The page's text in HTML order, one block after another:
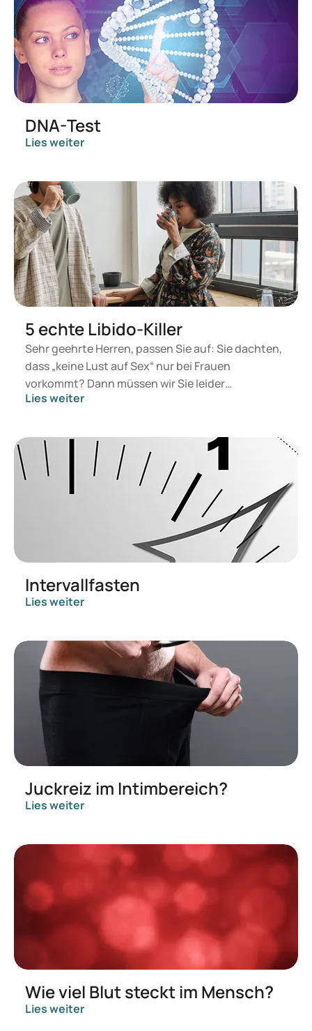
DNA-Test
Lies weiter
5 echte Libido-Killer
Sehr geehrte Herren, passen Sie auf: Sie dachten,
dass „keine Lust auf Sex“ nur bei Frauen
vorkommt? Dann müssen wir Sie leider
enttäuschen. Männer haben genauso wie Frauen
Glücklicherweise kann man gegen ein niedriges
Verlangen nach Geschlechtsverkehr (auch Libido
genannt) in den meisten Fällen etwas tun.
Dokteronline.com klärt Sie hier über die fünf
größten Libido-Killer auf. Vermeiden Sie diese
Störfaktoren und werden Sie wieder zu einem
Lies weiter
Intervallfasten
Lies weiter
Juckreiz im Intimbereich?
Lies weiter
Wie viel Blut steckt im Mensch?
Lies weiter